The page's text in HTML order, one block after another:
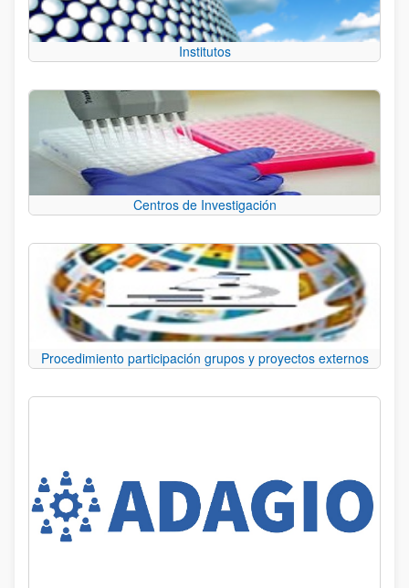
Institutos
Centros de Investigación
Procedimiento participación grupos y proyectos externos